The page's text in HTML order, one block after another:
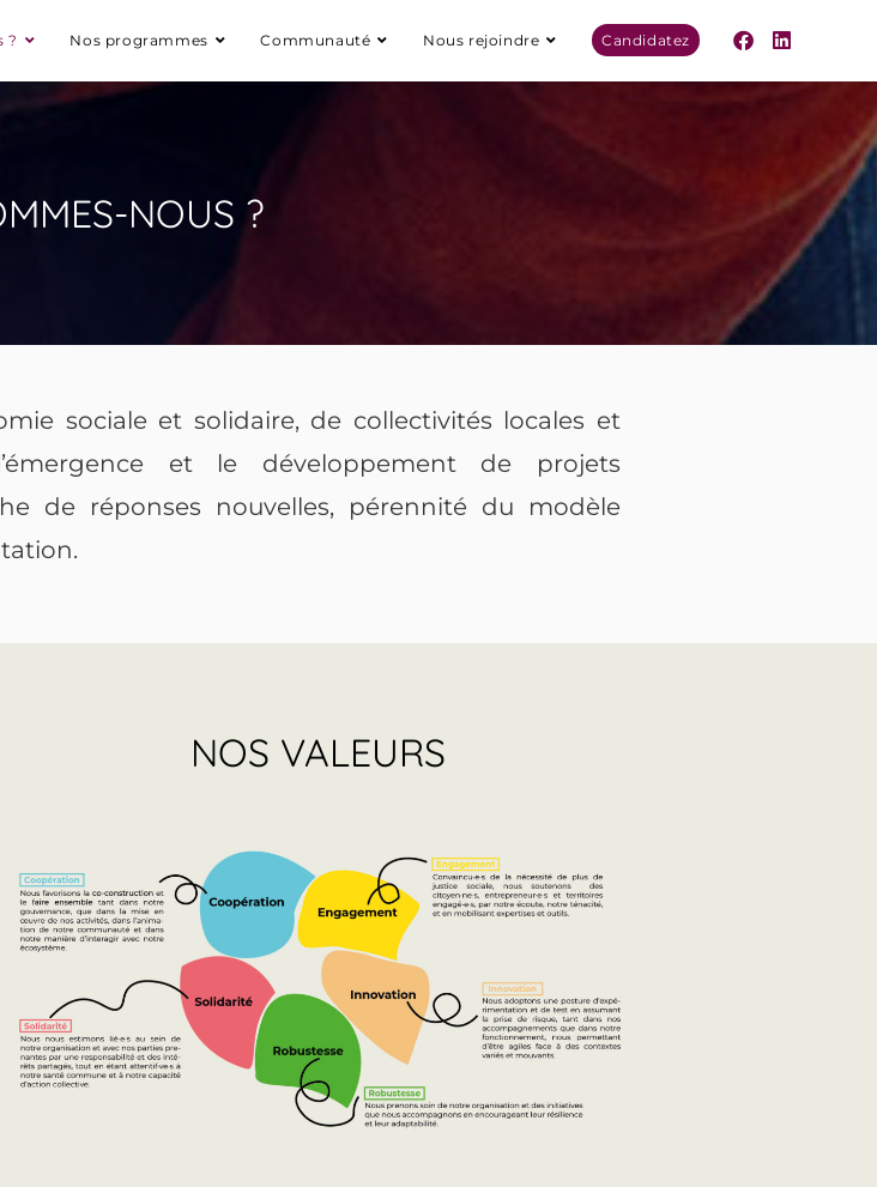
? Nos programmes Communauté Nous rejoindre Candidatez
NOUS ?
sociale et solidaire, de collectivités locales et
l’émergence et le développement de projets
de réponses nouvelles, pérennité du modèle
NOS VALEURS